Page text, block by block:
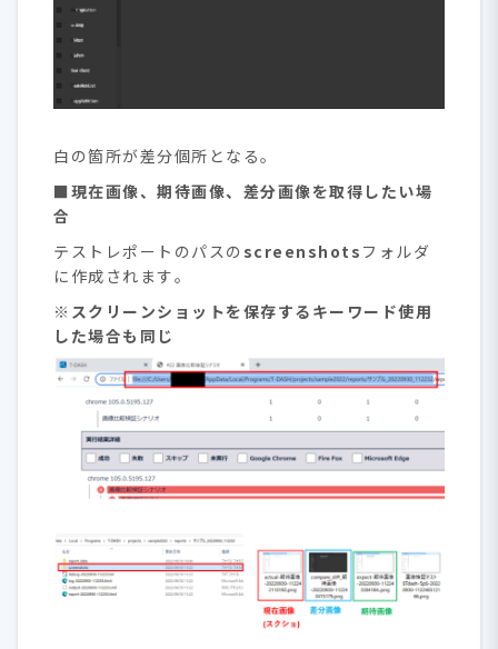
白の箇所が差分個所となる。
■現在画像、期待画像、差分画像を取得したい場
合
テストレポートのパスの screenshots フォルダ
に作成されます。
※スクリーンショットを保存するキーワード使用
した場合も同じ